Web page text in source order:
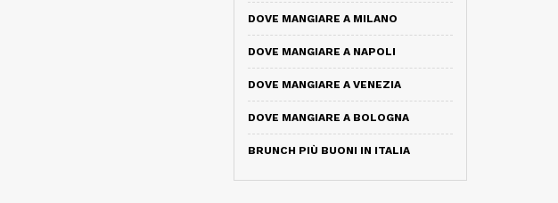
DOVE MANGIARE A MILANO
DOVE MANGIARE A NAPOLI
DOVE MANGIARE A VENEZIA
DOVE MANGIARE A BOLOGNA
BRUNCH PIÙ BUONI IN ITALIA